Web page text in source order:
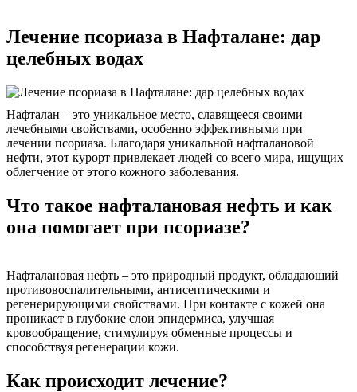
Лечение псориаза в Нафталане: дар
целебных водах
Нафталан – это уникальное место, славящееся своими
лечебными свойствами, особенно эффективными при
лечении псориаза. Благодаря уникальной нафталановой
нефти, этот курорт привлекает людей со всего мира, ищущих
облегчение от этого кожного заболевания.
Что такое нафталановая нефть и как
она помогает при псориазе?
Нафталановая нефть – это природный продукт, обладающий
противовоспалительными, антисептическими и
регенерирующими свойствами. При контакте с кожей она
проникает в глубокие слои эпидермиса, улучшая
кровообращение, стимулируя обменные процессы и
способствуя регенерации кожи.
Как происходит лечение?